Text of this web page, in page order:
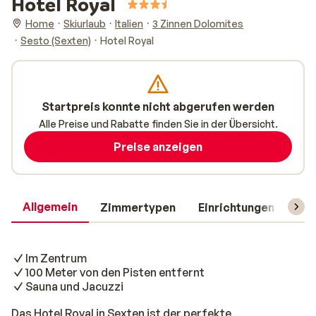
Home Skiurlaub Italien
3 Zinnen Dolomites
Sesto (Sexten)
Hotel Royal
Allgemein Zimmertypen Einrichtungen
Im Zentrum
100 Meter von den Pisten entfernt
Sauna und Jacuzzi
Das Hotel Royal in Sexten ist der perfekte
Startpreis konnte nicht abgerufen werden
Alle Preise und Rabatte finden Sie in der Übersicht.
Preise anzeigen